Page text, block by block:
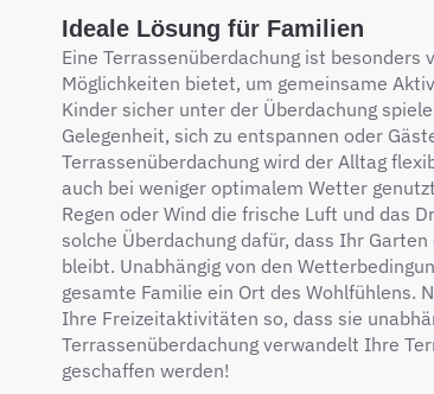
Ideale Lösung für Familien
Eine Terrassenüberdachung ist
Möglichkeiten bietet, um gemeinsame
Kinder sicher unter der Überdachung
Gelegenheit, sich zu entspannen oder
Terrassenüberdachung wird der Alltag
auch bei weniger optimalem Wetter
Regen oder Wind die frische Luft und das
solche Überdachung dafür, dass Ihr
bleibt. Unabhängig von den
gesamte Familie ein Ort des Wohlfühlens.
Ihre Freizeitaktivitäten so, dass sie
Terrassenüberdachung verwandelt Ihre
geschaffen werden!